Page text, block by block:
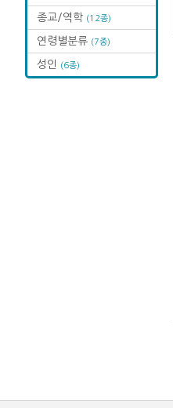
종교/역학 (12종)
연령별분류 (7종)
성인 (6종)